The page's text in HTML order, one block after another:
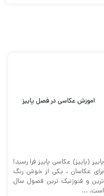
اموزش عکاسی در فصل پاییز
پاییز (پاییز) عکاسی پاییز فرا رسید!
برای عکاسان ، یکی از خوش رنگ
ترین و فتوژنیک ترین فصول سال
است. ...